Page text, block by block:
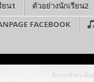
น1
ตัวอย่างนักเรียน2
FACEBOOK
ตีกลองจังหวะพื้